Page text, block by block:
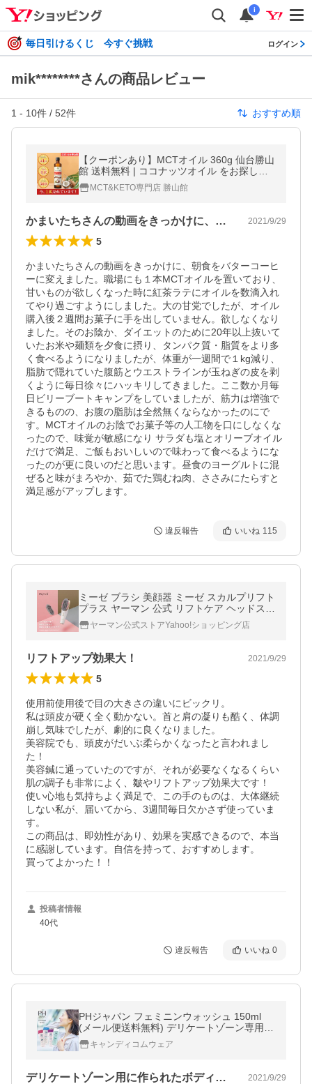
i
毎日引けるくじ 今すぐ挑戦 ログイン
mik********さんの商品レビュー
1 - 10件 / 52件 おすすめ順
【クーポンあり】MCTオイル 360g 仙台勝山
館 送料無料 | ココナッツオイル をお探しの
方にも 無臭 で使いやすい 高品質 mct エムシ
ーティオイル mtc mtcオイル
MCT&KETO専門店 勝山館
かまいたちさんの動画をきっかけに、朝食… 2021/9/29
5
かまいたちさんの動画をきっかけに、朝食をバターコーヒ
ーに変えました。職場にも１本MCTオイルを置いており、
甘いものが欲しくなった時に紅茶ラテにオイルを数滴入れ
てやり過ごすようにしました。大の甘党でしたが、オイル
購入後２週間お菓子に手を出していません。欲しなくなり
ました。そのお陰か、ダイエットのために20年以上抜いて
いたお米や麺類を夕食に摂り、タンパク質・脂質をより多
く食べるようになりましたが、体重が一週間で１kg減り、
脂肪で隠れていた腹筋とウエストラインが玉ねぎの皮を剥
くように毎日徐々にハッキリしてきました。ここ数か月毎
日ビリーブートキャンプをしていましたが、筋力は増強で
きるものの、お腹の脂肪は全然無くならなかったのにで
す。MCTオイルのお陰でお菓子等の人工物を口にしなくな
ったので、味覚が敏感になり サラダも塩とオリーブオイル
だけで満足、ご飯もおいしいので味わって食べるようにな
ったのが更に良いのだと思います。昼食のヨーグルトに混
ぜると味がまろやか、茹でた鶏むね肉、ささみにたらすと
満足感がアップします。
違反報告 いいね 115
ミーゼ ブラシ 美顔器 ミーゼ スカルプリフト
プラス ヤーマン 公式 リフトケア ヘッドスパ
防水 お風呂 EMS 頭皮 頭筋 表情筋 パワーア
ップヤーマン公式ストアYahoo!ショッピング店
リフトアップ効果大！ 2021/9/29
5
使用前使用後で目の大きさの違いにビックリ。
私は頭皮が硬く全く動かない。首と肩の凝りも酷く、体調
崩し気味でしたが、劇的に良くなりました。
美容院でも、頭皮がだいぶ柔らかくなったと言われまし
た！
美容鍼に通っていたのですが、それが必要なくなるくらい
肌の調子も非常によく、皺やリフトアップ効果大です！
使い心地も気持ちよく満足で、この手のものは、大体継続
しない私が、届いてから、3週間毎日欠かさず使っていま
す。
この商品は、即効性があり、効果を実感できるので、本当
に感謝しています。自信を持って、おすすめします。
買ってよかった！！
投稿者情報
40代
違反報告 いいね 0
PHジャパン フェミニンウォッシュ 150ml
(メール便送料無料) デリケートゾーン専用ソ
ープ 弱酸性 フェムテック フェムケア
キャンディコムウェア
デリケートゾーン用に作られたボディウォ… 2021/9/29